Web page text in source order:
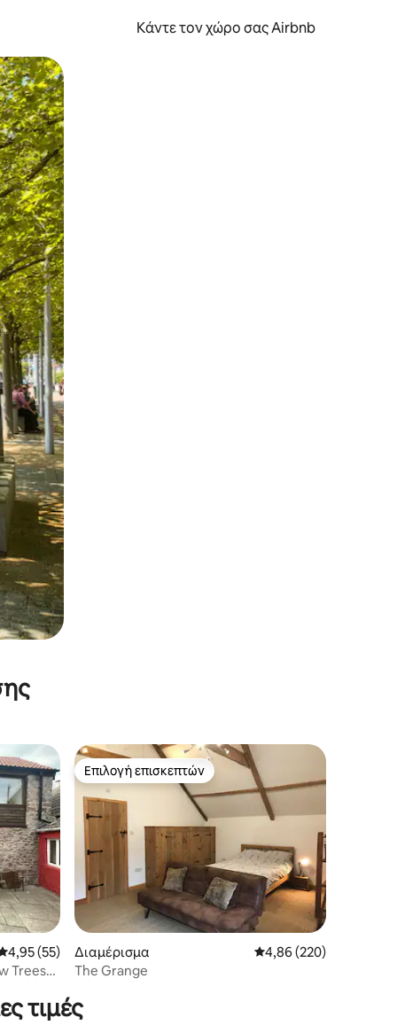
Κάντε τον χώρο σας Airbnb
εξερευνήσετε με την αφή ή να τη σύρετε με τα δάχτυλα.
βαθμολογία: 4,95 στα 5, 55 κριτικές
4,95 (55)
Trees
Επιλογή επισκεπτών
Επιλογή επισκεπτών
Διαμέρισμα Μέση βαθμολογία:
4,86 (220)
The Grange
τιμές